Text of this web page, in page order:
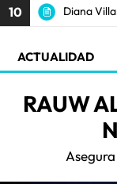
10 Diana
ACTUALIDAD
RAUW